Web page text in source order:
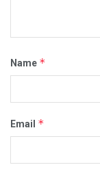
Name *
Email *